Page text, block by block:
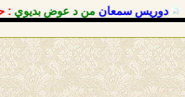
سمعان من د عوض بديوي : حمدا